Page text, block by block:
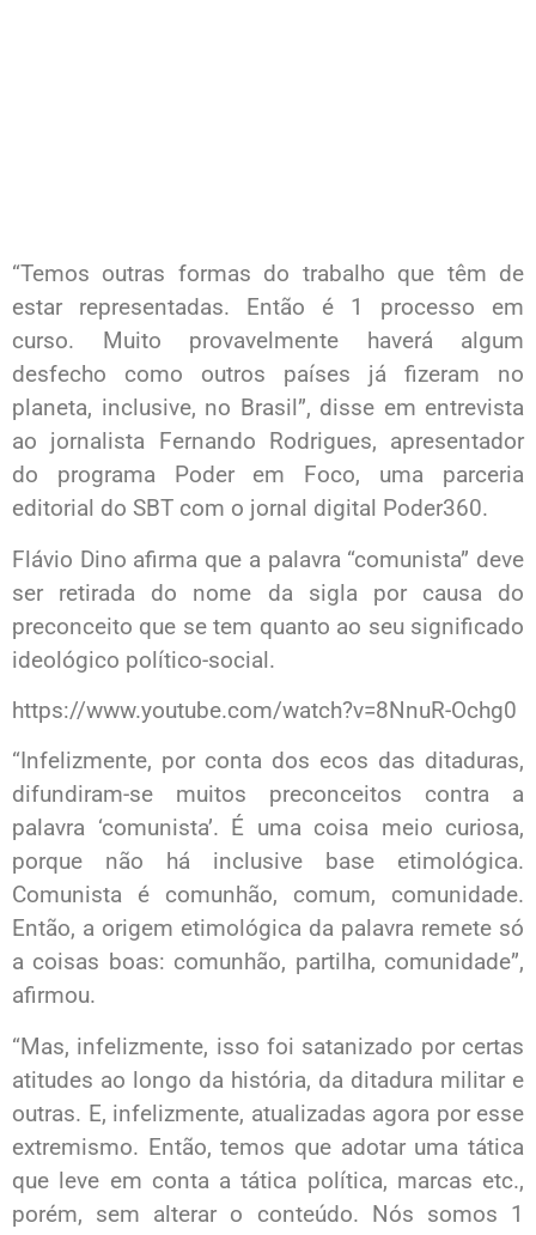
“Temos outras formas do trabalho que têm de
estar representadas. Então é 1 processo em
curso. Muito provavelmente haverá algum
desfecho como outros países já fizeram no
planeta, inclusive, no Brasil”, disse em entrevista
ao jornalista Fernando Rodrigues, apresentador
do programa Poder em Foco, uma parceria
editorial do SBT com o jornal digital Poder360.
Flávio Dino afirma que a palavra “comunista” deve
ser retirada do nome da sigla por causa do
preconceito que se tem quanto ao seu significado
ideológico político-social.
https://www.youtube.com/watch?v=8NnuR-Ochg0
“Infelizmente, por conta dos ecos das ditaduras,
difundiram-se muitos preconceitos contra a
palavra ‘comunista’. É uma coisa meio curiosa,
porque não há inclusive base etimológica.
Comunista é comunhão, comum, comunidade.
Então, a origem etimológica da palavra remete só
a coisas boas: comunhão, partilha, comunidade”,
afirmou.
“Mas, infelizmente, isso foi satanizado por certas
atitudes ao longo da história, da ditadura militar e
outras. E, infelizmente, atualizadas agora por esse
extremismo. Então, temos que adotar uma tática
que leve em conta a tática política, marcas etc.,
porém, sem alterar o conteúdo. Nós somos 1